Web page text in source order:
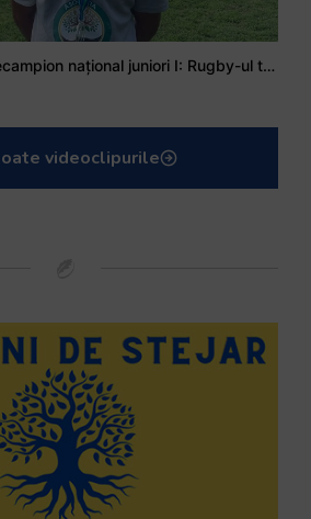
Mohamed Salhi, vicecampion național juniori I: Rugby-ul te învață să accepți și înfrângerile
videoclipurile